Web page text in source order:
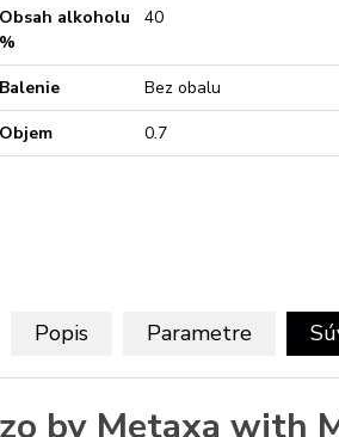
Obsah alkoholu
%
40
Balenie
Bez obalu
Objem
0.7
Popis Parametre
by Metaxa with